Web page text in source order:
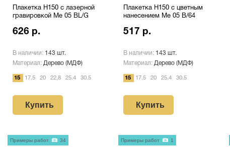
Плакетка H150 с лазерной
гравировкой Me 05 BL/G
626 р.
В наличии: 143 шт.
Материал: Дерево (МДФ)
15 17.5 20 22,8 25.4 30.5
Купить
Плакетка H150 с цветным
нанесением Me 05 B/64
517 р.
В наличии: 143 шт.
Материал: Дерево (МДФ)
15 17.5 20 25.4 30.5
Купить
Примеры работ 34 Примеры работ 1